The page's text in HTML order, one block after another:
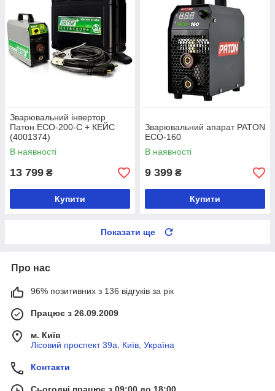
Зварювальний інвертор
Патон ECO-200-C + КЕЙС
(4001374)
В наявності
13 799 ₴
Купити
Зварювальний апарат PATON
ECO-160
В наявності
9 399 ₴
Купити
Показати ще
Про нас
96% позитивних з 136 відгуків за рік
Працює з 26.09.2009
м. Київ
Лісовий проспект 39а, Київ, Україна
Контакти